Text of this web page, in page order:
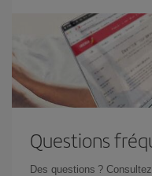
Questions
Des questions ?